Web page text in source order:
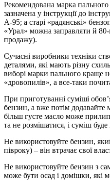
Рекомендована марка
зазначена у інструкції до
А-95; а старі «радянські»
«Урал» можна заправляти й
продажу).
Сучасні виробники техніки
деталями, які мають різну
виборі марки пального краще
«дровопилів», а все-таки
При приготуванні суміші
бензин, а вже потім
більш густе масло може
та не розмішатися, і суміш
Не використовуйте бензин,
півроку) – він втрачає свої
Не використовуйте бензин з
може бути осад і домішки, які